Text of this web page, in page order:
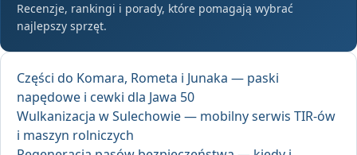
Recenzje, rankingi i porady, które pomagają wybrać
najlepszy sprzęt.
Części do Komara, Rometa i Junaka — paski
napędowe i cewki dla Jawa 50
Wulkanizacja w Sulechowie — mobilny serwis TIR-ów
i maszyn rolniczych